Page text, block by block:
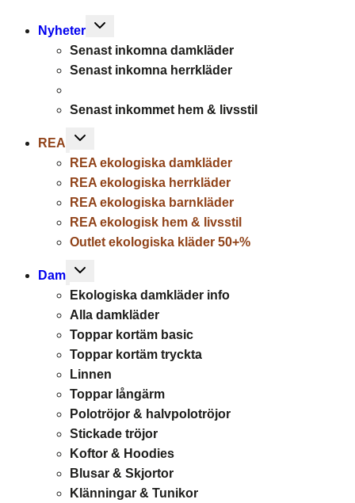
Nyheter
Toggle
menu
Senast inkomna damkläder
Senast inkomna herrkläder
Senast inkommet hem & livsstil
REA
Toggle
menu
REA ekologiska damkläder
REA ekologiska herrkläder
REA ekologiska barnkläder
REA ekologisk hem & livsstil
Outlet ekologiska kläder 50+%
Dam
Toggle
menu
Ekologiska damkläder info
Alla damkläder
Toppar kortäm basic
Toppar kortäm tryckta
Linnen
Toppar långärm
Polotröjor & halvpolotröjor
Stickade tröjor
Koftor & Hoodies
Blusar & Skjortor
Klänningar & Tunikor